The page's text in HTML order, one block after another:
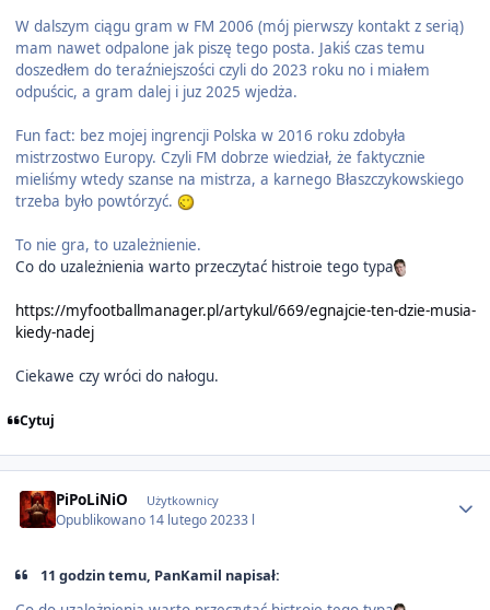
W dalszym ciągu gram w FM 2006 (mój pierwszy kontakt z serią)
mam nawet odpalone jak piszę tego posta. Jakiś czas temu
doszedłem do teraźniejszości czyli do 2023 roku no i miałem
odpuścic, a gram dalej i juz 2025 wjedża.
Fun fact: bez mojej ingrencji Polska w 2016 roku zdobyła
mistrzostwo Europy. Czyli FM dobrze wiedział, że faktycznie
mieliśmy wtedy szanse na mistrza, a karnego Błaszczykowskiego
trzeba było powtórzyć.
To nie gra, to uzależnienie.
Co do uzależnienia warto przeczytać histroie tego typa
https://myfootballmanager.pl/artykul/669/egnajcie-ten-dzie-musia-
kiedy-nadej
Ciekawe czy wróci do nałogu.
Cytuj
PiPoLiNiO Użytkownicy
Opublikowano 14 lutego 20233 l
11 godzin temu, PanKamil napisał: